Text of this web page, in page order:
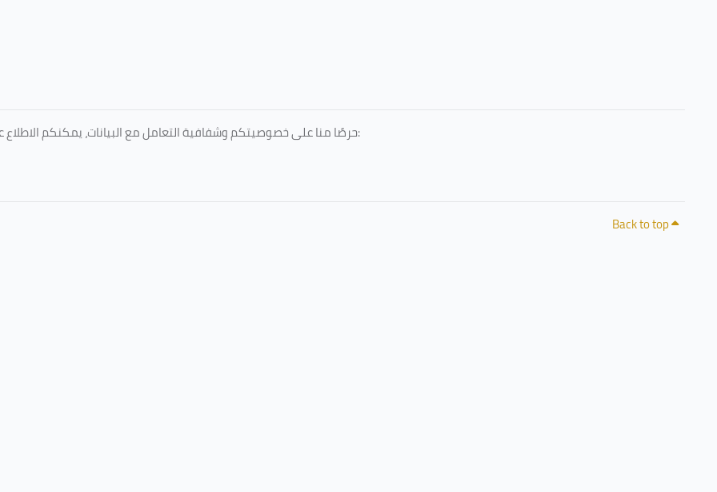
حرصًا منا على خصوصيتكم وشفافية التعامل مع البيانات، يمكنكم الاطلاع على سياسة الخصوصية المعتمدة من جامعة الطائف عبر الرابط التالي:
Back to top